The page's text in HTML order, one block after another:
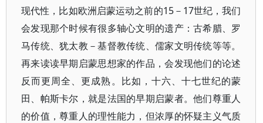
现代性，比如欧洲启蒙运动之前的15－17世纪，我们
会发现那个时候有很多轴心文明的遗产：古希腊、罗
马传统、犹太教－基督教传统、儒家文明传统等等。
再来读读早期启蒙思想家的作品，会发现他们的论述
反而更周全、更成熟。比如，十六、十七世纪的蒙
田、帕斯卡尔，就是法国的早期启蒙者。他们尊重人
的价值，尊重人的理性能力，但浓厚的怀疑主义气质